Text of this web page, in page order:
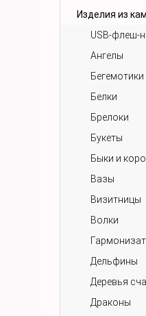
Изделия из
USB-флеш-
Ангелы
Бегемотики
Белки
Брелоки
Букеты
Быки и
Вазы
Визитницы
Волки
Дельфины
Деревья
Драконы